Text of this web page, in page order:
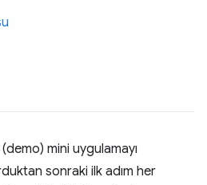
mini uygulamayı
sonraki ilk adım her